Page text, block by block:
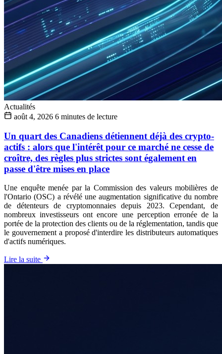
Actualités
août 4, 2026 6 minutes de lecture
Un quart des Canadiens détiennent déjà des crypto-
actifs : alors que l'intérêt pour ce marché ne cesse de
croître, des règles plus strictes sont également en
passe d'être mises en place
Une enquête menée par la Commission des valeurs mobilières de
l'Ontario (OSC) a révélé une augmentation significative du nombre
de détenteurs de cryptomonnaies depuis 2023. Cependant, de
nombreux investisseurs ont encore une perception erronée de la
portée de la protection des clients ou de la réglementation, tandis que
le gouvernement a proposé d'interdire les distributeurs automatiques
d'actifs numériques.
Lire la suite